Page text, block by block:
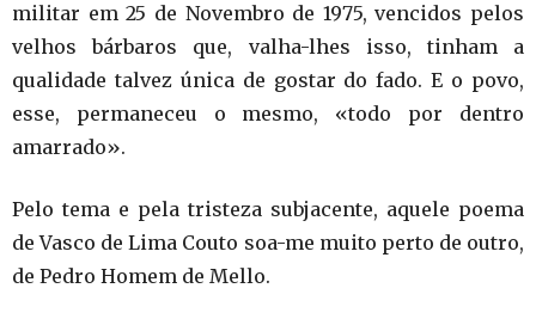
militar em 25 de Novembro de 1975, vencidos pelos
velhos bárbaros que, valha-lhes isso, tinham a
qualidade talvez única de gostar do fado. E o povo,
esse, permaneceu o mesmo, «todo por dentro
amarrado».
Pelo tema e pela tristeza subjacente, aquele poema
de Vasco de Lima Couto soa-me muito perto de outro,
de Pedro Homem de Mello.